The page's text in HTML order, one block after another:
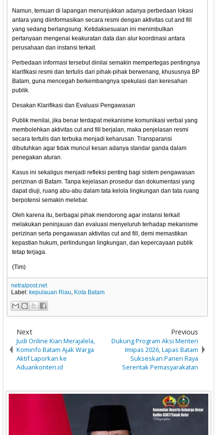
Namun, temuan di lapangan menunjukkan adanya perbedaan lokasi
antara yang diinformasikan secara resmi dengan aktivitas cut and fill
yang sedang berlangsung. Ketidaksesuaian ini menimbulkan
pertanyaan mengenai keakuratan data dan alur koordinasi antara
perusahaan dan instansi terkait.
Perbedaan informasi tersebut dinilai semakin mempertegas pentingnya
klarifikasi resmi dan tertulis dari pihak-pihak berwenang, khususnya BP
Batam, guna mencegah berkembangnya spekulasi dan keresahan
publik.
Desakan Klarifikasi dan Evaluasi Pengawasan
Publik menilai, jika benar terdapat mekanisme komunikasi verbal yang
membolehkan aktivitas cut and fill berjalan, maka penjelasan resmi
secara tertulis dan terbuka menjadi keharusan. Transparansi
dibutuhkan agar tidak muncul kesan adanya standar ganda dalam
penegakan aturan.
Kasus ini sekaligus menjadi refleksi penting bagi sistem pengawasan
perizinan di Batam. Tanpa kejelasan prosedur dan dokumentasi yang
dapat diuji, ruang abu-abu dalam tata kelola lingkungan dan tata ruang
berpotensi semakin melebar.
Oleh karena itu, berbagai pihak mendorong agar instansi terkait
melakukan peninjauan dan evaluasi menyeluruh terhadap mekanisme
perizinan serta pengawasan aktivitas cut and fill, demi memastikan
kepastian hukum, perlindungan lingkungan, dan kepercayaan publik
tetap terjaga.
(Tim)
netralpost.net
Label: kepulauan Riau, Kota Batam
Next
Judi Online Kian Merajalela,
Kominfo Batam Ajak Warga
Aktif Laporkan ke
Aduankonten.id
Previous
Dukung Program Aksi Menteri
Imipas 2026, Lapas Batam
Sukseskan Panen Raya
Serentak Pemasyarakatan